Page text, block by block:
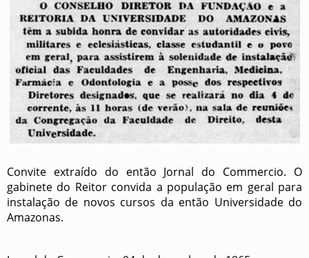
Convite extraído do então Jornal do Commercio. O
gabinete do Reitor convida a população em geral para
instalação de novos cursos da então Universidade do
Amazonas.